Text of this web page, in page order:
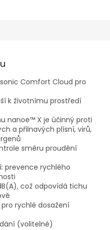
Comfort Cloud pro
k životnímu prostředí
nanoe™ X je účinný proti
a přilnavých plísní, virů,
směru proudění
prevence rychlého
což odpovídá tichu
rychlé dosažení
(volitelné)